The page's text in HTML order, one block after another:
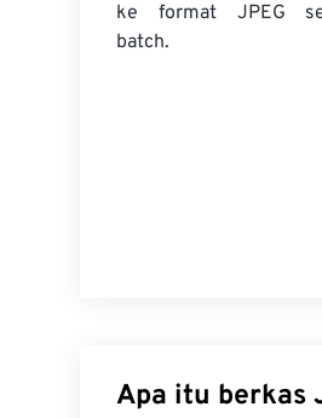
ke format JPEG
batch.
Apa itu berkas